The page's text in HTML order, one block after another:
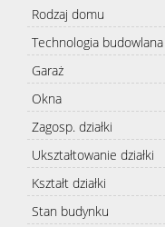
Rodzaj domu
Technologia budowlana
Garaż
Okna
Zagosp. działki
Ukształtowanie działki
Kształt działki
Stan budynku